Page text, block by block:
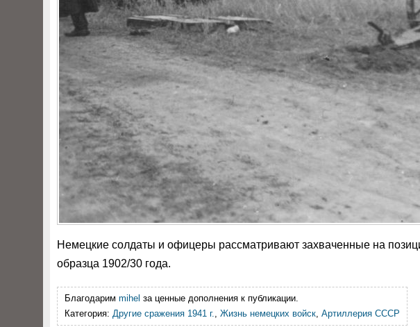
Немецкие солдаты и офицеры рассматривают захваченные на
образца 1902/30 года.
Благодарим mihel за ценные дополнения к публикации.
Категория: Другие сражения 1941 г., Жизнь немецких войск, Артиллерия СССР